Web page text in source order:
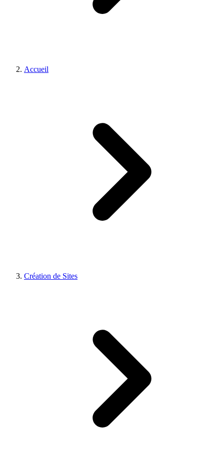
Accueil
Création de Sites